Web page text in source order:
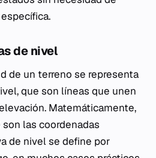
de nivel
de un terreno se representa
que son líneas que unen
Matemáticamente,
las coordenadas
de nivel se define por